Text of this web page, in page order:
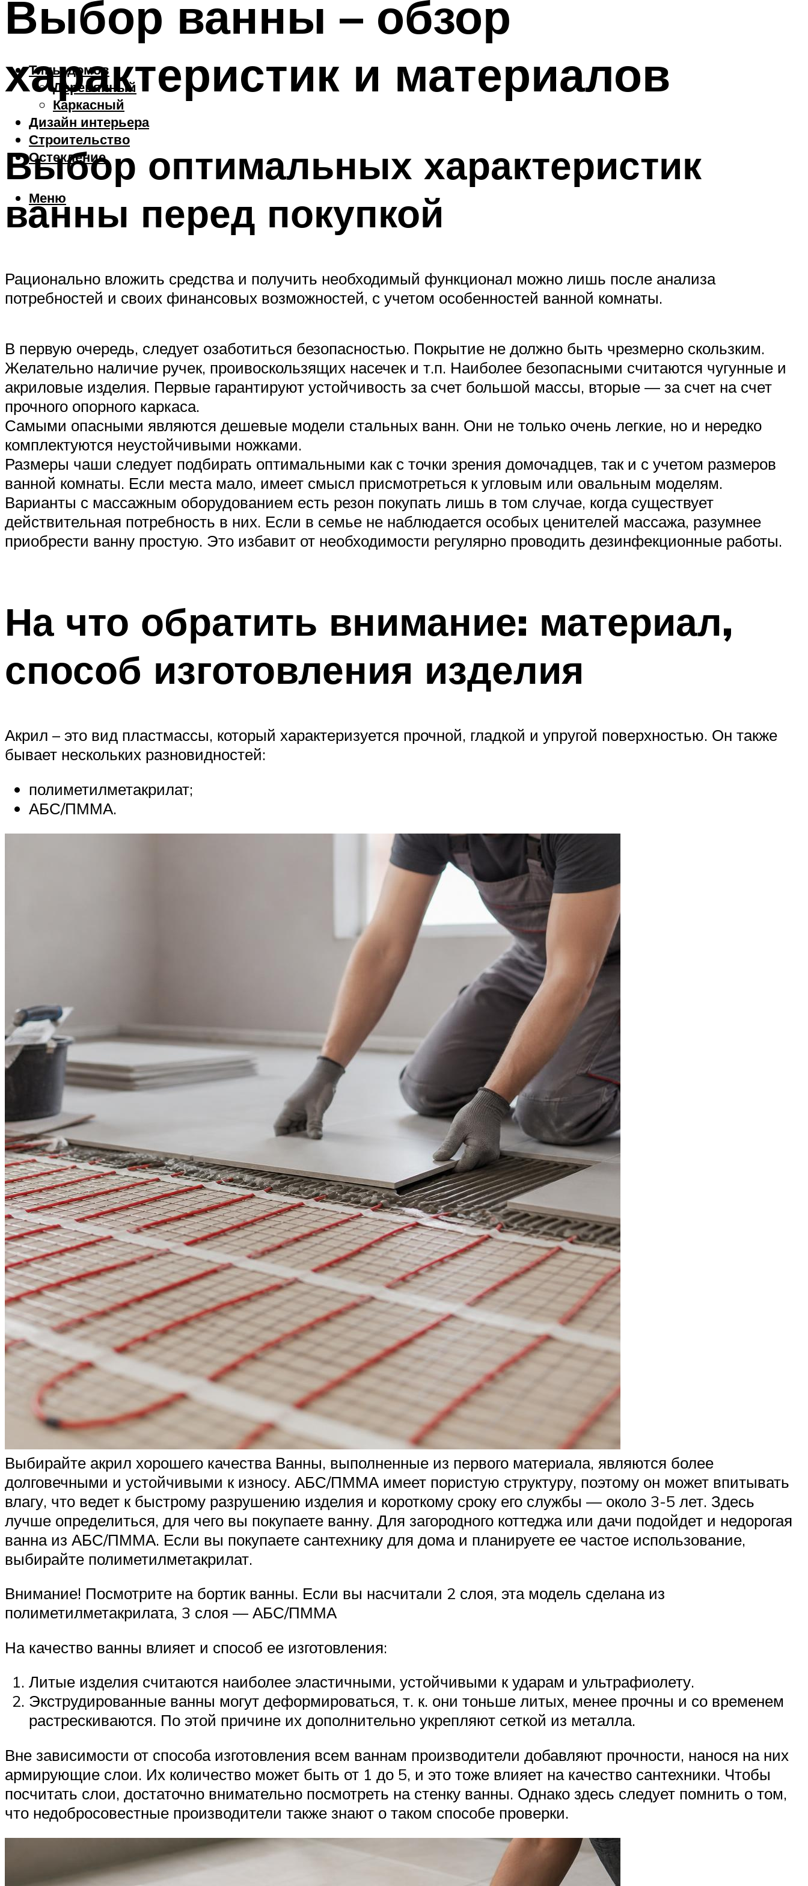
Типы домов
Деревянный
Каркасный
Дизайн интерьера
Строительство
Остекление
Меню
Выбор ванны – обзор
характеристик и материалов
Выбор оптимальных характеристик
ванны перед покупкой
Рационально вложить средства и получить необходимый функционал можно лишь после анализа
потребностей и своих финансовых возможностей, с учетом особенностей ванной комнаты.
В первую очередь, следует озаботиться безопасностью. Покрытие не должно быть чрезмерно скользким.
Желательно наличие ручек, проивоскользящих насечек и т.п. Наиболее безопасными считаются чугунные и
акриловые изделия. Первые гарантируют устойчивость за счет большой массы, вторые — за счет на счет
прочного опорного каркаса.
Самыми опасными являются дешевые модели стальных ванн. Они не только очень легкие, но и нередко
комплектуются неустойчивыми ножками.
Размеры чаши следует подбирать оптимальными как с точки зрения домочадцев, так и с учетом размеров
ванной комнаты. Если места мало, имеет смысл присмотреться к угловым или овальным моделям.
Варианты с массажным оборудованием есть резон покупать лишь в том случае, когда существует
действительная потребность в них. Если в семье не наблюдается особых ценителей массажа, разумнее
приобрести ванну простую. Это избавит от необходимости регулярно проводить дезинфекционные работы.
На что обратить внимание: материал,
способ изготовления изделия
Акрил – это вид пластмассы, который характеризуется прочной, гладкой и упругой поверхностью. Он также
бывает нескольких разновидностей:
полиметилметакрилат;
АБС/ПММА.
Выбирайте акрил хорошего качества Ванны, выполненные из первого материала, являются более
долговечными и устойчивыми к износу. АБС/ПММА имеет пористую структуру, поэтому он может впитывать
влагу, что ведет к быстрому разрушению изделия и короткому сроку его службы — около 3-5 лет. Здесь
лучше определиться, для чего вы покупаете ванну. Для загородного коттеджа или дачи подойдет и недорогая
ванна из АБС/ПММА. Если вы покупаете сантехнику для дома и планируете ее частое использование,
выбирайте полиметилметакрилат.
Внимание! Посмотрите на бортик ванны. Если вы насчитали 2 слоя, эта модель сделана из
полиметилметакрилата, 3 слоя — АБС/ПММА
На качество ванны влияет и способ ее изготовления:
Литые изделия считаются наиболее эластичными, устойчивыми к ударам и ультрафиолету.
Экструдированные ванны могут деформироваться, т. к. они тоньше литых, менее прочны и со временем
растрескиваются. По этой причине их дополнительно укрепляют сеткой из металла.
Вне зависимости от способа изготовления всем ваннам производители добавляют прочности, нанося на них
армирующие слои. Их количество может быть от 1 до 5, и это тоже влияет на качество сантехники. Чтобы
посчитать слои, достаточно внимательно посмотреть на стенку ванны. Однако здесь следует помнить о том,
что недобросовестные производители также знают о таком способе проверки.